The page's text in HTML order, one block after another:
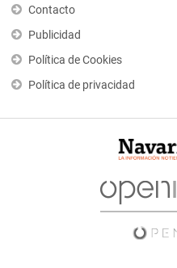
Contacto
Publicidad
Política de Cookies
Política de privacidad